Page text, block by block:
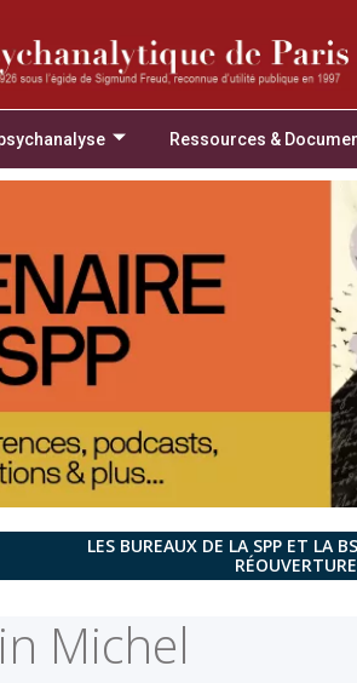
Ressources &
LES BUREAUX DE LA SPP ET LA
Michel